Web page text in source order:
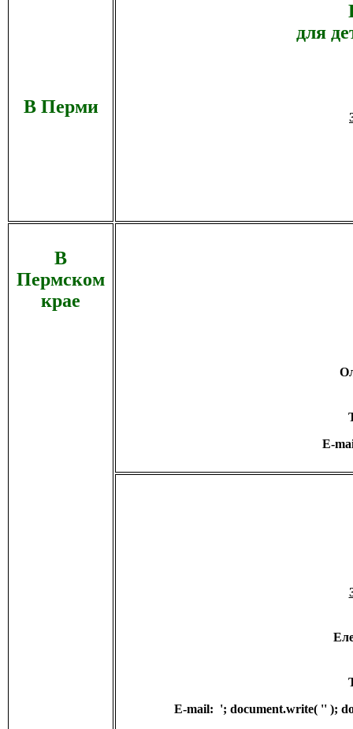
В Перми
для
В
Пермском
крае
E-
E-mail: '; document.write( '' );